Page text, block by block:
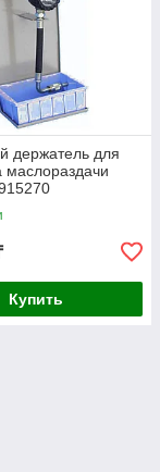
держатель для
маслораздачи
Купить